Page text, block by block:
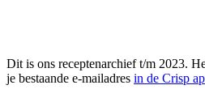
Dit is ons receptenarchief t/m 2023.
je bestaande e-mailadres in de Crisp